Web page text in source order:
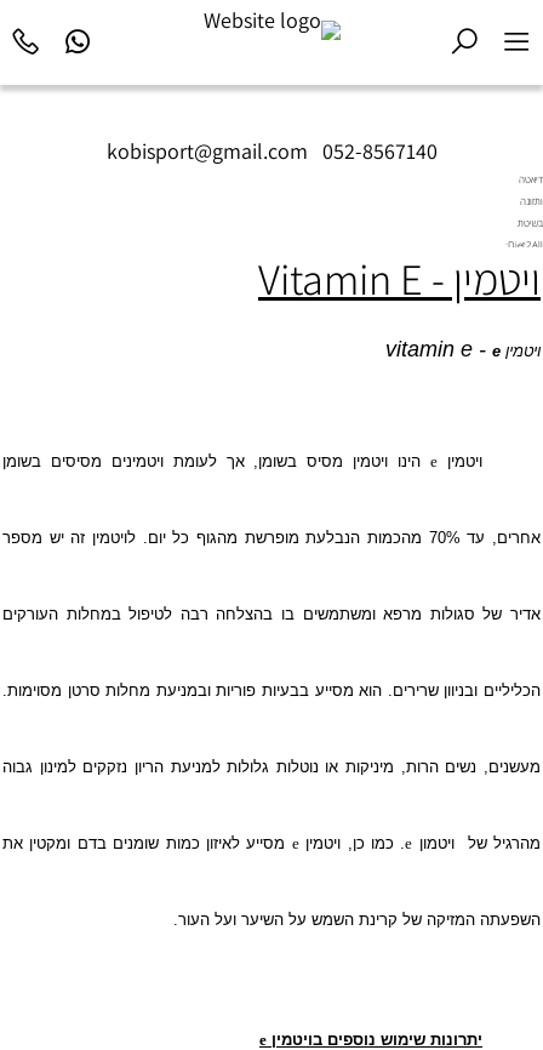
kobisport@gmail.com 052-8567140
דיאטה
ותזונה
בשיטת
Diet2All:
שמאחורי
ויטמין - Vitamin E
ויטמין e
-
vitamin e
ויטמין eהינו ויטמין מסיס בשומן, אך לעומת ויטמינים מסיסים בשומן
אחרים, עד 70% מהכמות הנבלעת מופרשת מהגוף כל יום. לויטמין זה יש מספר
אדיר של סגולות מרפא ומשתמשים בו בהצלחה רבה לטיפול במחלות העורקים
הכליליים ובניוון שרירים. הוא מסייע בבעיות פוריות ובמניעת מחלות סרטן מסוימות.
מעשנים, נשים הרות, מיניקות או נוטלות גלולות למניעת הריון נזקקים למינון גבוה
מהרגיל של ויטמון e. כמו כן, ויטמיןe מסייע לאיזון כמות שומנים בדם ומקטין את
השפעתה המזיקה של קרינת השמש על השיער ועל העור.
יתרונות שימוש נוספים בויטמין e